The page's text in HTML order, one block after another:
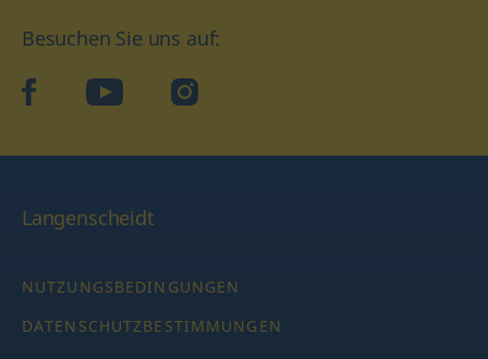
Besuchen Sie uns auf:
facebookYouTube Instagram
Langenscheidt
NUTZUNGSBEDINGUNGEN
DATENSCHUTZBESTIMMUNGEN